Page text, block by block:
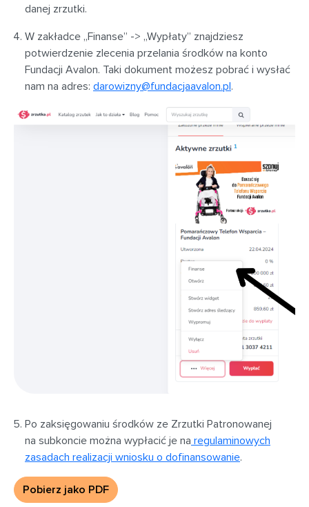
danej zrzutki.
W zakładce „Finanse” -> „Wypłaty” znajdziesz
potwierdzenie zlecenia przelania środków na konto
Fundacji Avalon. Taki dokument możesz pobrać i wysłać
nam na adres: darowizny@fundacjaavalon.pl.
Po zaksięgowaniu środków ze Zrzutki Patronowanej
na subkoncie można wypłacić je na regulaminowych
zasadach realizacji wniosku o dofinansowanie.
Pobierz jako PDF